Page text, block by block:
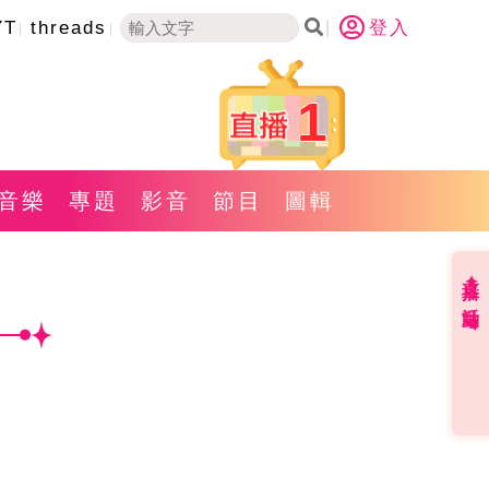
threads 登入
1
樂 專題 影音 節目 圖輯
直播✦活動